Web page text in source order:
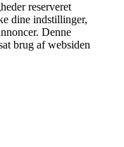
reserveret
dine indstillinger,
Denne
brug af websiden